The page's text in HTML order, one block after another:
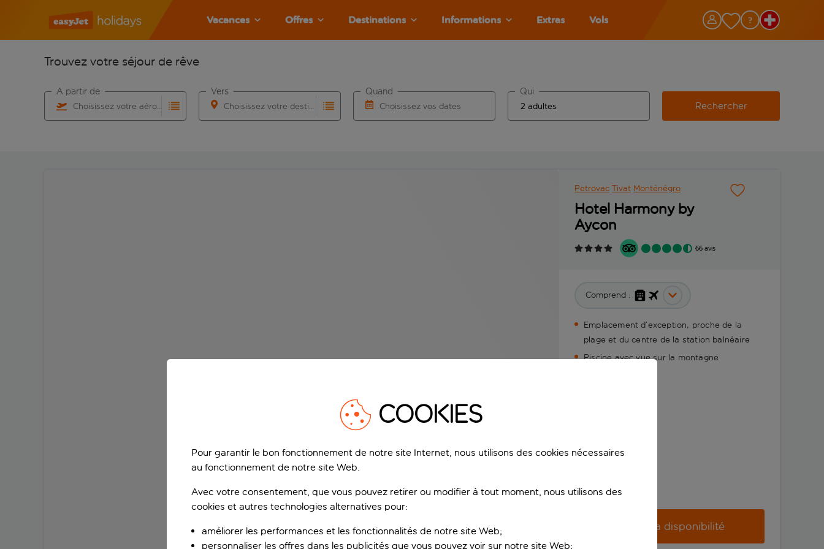
Vacances Offres Destinations Informations Extras Vols
Trouvez votre séjour de rêve
Choisissez votre aéroport
À partir de
Choisissez votre destination
Vers
Choisissez vos dates
Quand Qui
Rechercher
Petrovac Tivat Monténégro
Hotel Harmony by
Aycon
66 avis
Comprend :
Emplacement d’exception, proche de la
plage et du centre de la station balnéaire
Piscine avec vue sur la montagne
Vérifier la disponibilité
COOKIES
Pour garantir le bon fonctionnement de notre site Internet, nous utilisons des cookies nécessaires
au fonctionnement de notre site Web.
Avec votre consentement, que vous pouvez retirer ou modifier à tout moment, nous utilisons des
cookies et autres technologies alternatives pour:
améliorer les performances et les fonctionnalités de notre site Web;
personnaliser les offres dans les publicités que vous pouvez voir sur notre site Web;